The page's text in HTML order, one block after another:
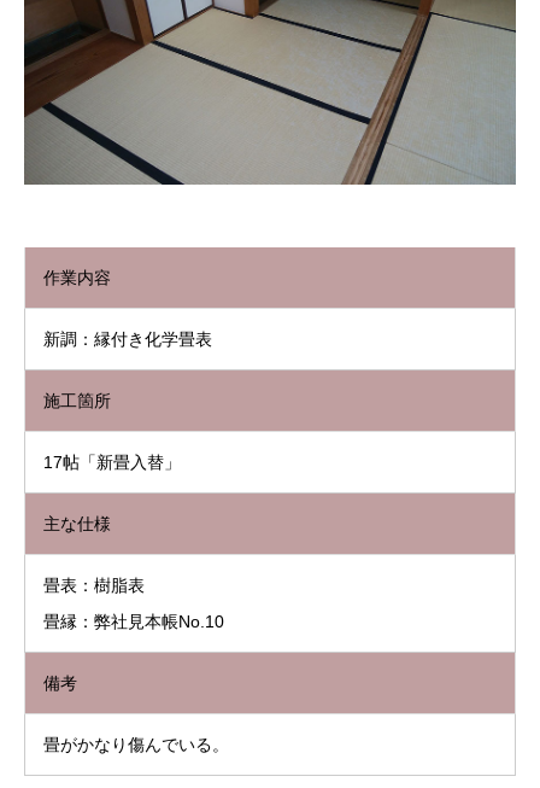
作業内容
新調：縁付き化学畳表
施工箇所
17帖「新畳入替」
主な仕様
畳表：樹脂表
畳縁：弊社見本帳No.10
備考
畳がかなり傷んでいる。